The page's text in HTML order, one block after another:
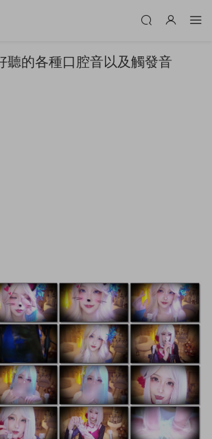
聽的各種口腔音以及觸發音